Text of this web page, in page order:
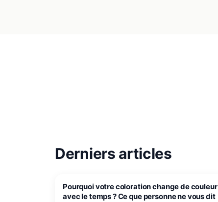
Derniers articles
JE COLORE MES CHEVEUX
Pourquoi votre coloration change de couleur
avec le temps ? Ce que personne ne vous dit